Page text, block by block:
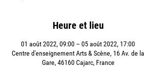
Heure et lieu
01 août 2022, 09:00 – 05 août 2022, 17:00
Centre d'enseignement Arts & Scène, 16 Av. de la
Gare, 46160 Cajarc, France